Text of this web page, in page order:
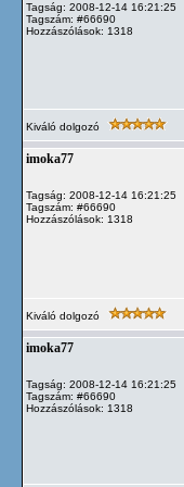
Tagság: 2008-12-14 16:21:25
Tagszám: #66690
Hozzászólások: 1318
Kiváló dolgozó
imoka77
Tagság: 2008-12-14 16:21:25
Tagszám: #66690
Hozzászólások: 1318
Kiváló dolgozó
imoka77
Tagság: 2008-12-14 16:21:25
Tagszám: #66690
Hozzászólások: 1318